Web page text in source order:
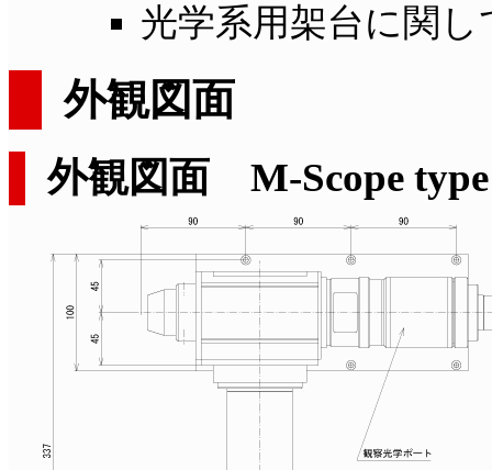
光学系用架台に関し
外観図面
外観図面 M-Scope